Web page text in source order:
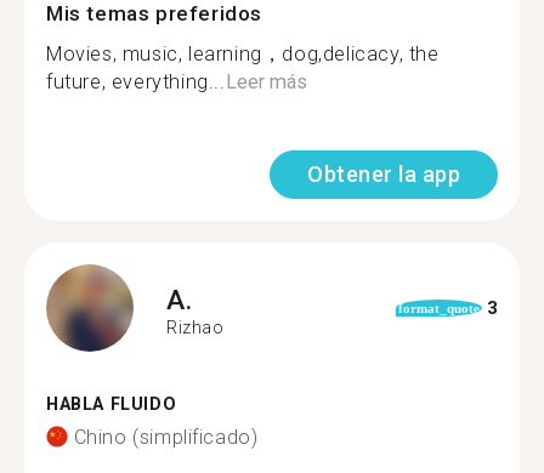
Mis temas preferidos
Movies, music, learning，dog,delicacy, the
future, everything...Leer más
Obtener la app
A.
Rizhao
format_quote 3
HABLA FLUIDO
Chino (simplificado)